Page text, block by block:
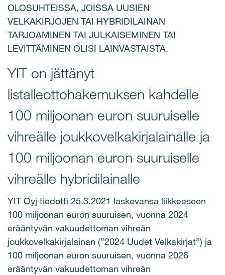
OLOSUHTEISSA, JOISSA UUSIEN
VELKAKIRJOJEN TAI HYBRIDILAINAN
TARJOAMINEN TAI JULKAISEMINEN TAI
LEVITTÄMINEN OLISI LAINVASTAISTA.
YIT on jättänyt
listalleottohakemuksen kahdelle
100 miljoonan euron suuruiselle
vihreälle joukkovelkakirjalainalle ja
100 miljoonan euron suuruiselle
vihreälle hybridilainalle
YIT Oyj tiedotti 25.3.2021 laskevansa liikkeeseen
100 miljoonan euron suuruisen, vuonna 2024
erääntyvän vakuudettoman vihreän
joukkovelkakirjalainan (”2024 Uudet Velkakirjat”) ja
100 miljoonan euron suuruisen, vuonna 2026
erääntyvän vakuudettoman vihreän